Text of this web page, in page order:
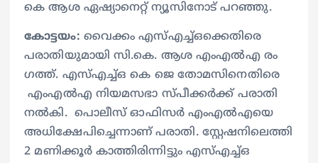
കെ ആശ ഏഷ്യാനെറ്റ് ന്യൂസിനോട് പറഞ്ഞു.
കോട്ടയം: വൈക്കം എസ്എച്ച്ഒക്കെതിരെ
പരാതിയുമായി സി.കെ. ആശ എംഎൽഎ രം​
ഗത്ത്. എസ്എച്ച്ഒ കെ ജെ തോമസിനെതിരെ
എംഎൽഎ നിയമസഭാ സ്പീക്കർക്ക് പരാതി
നൽകി. പൊലീസ് ഓഫിസർ എംഎൽഎയെ
അധിക്ഷേപിച്ചെന്നാണ് പരാതി. സ്റ്റേഷനിലെത്തി
2 മണിക്കൂർ കാത്തിരിന്നിട്ടും എസ്എച്ച്ഒ